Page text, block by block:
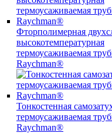
Фторполимерная
высокотемпературная
термоусаживаемая
Raychman®
Тонкостенная
термоусаживаемая
Raychman®